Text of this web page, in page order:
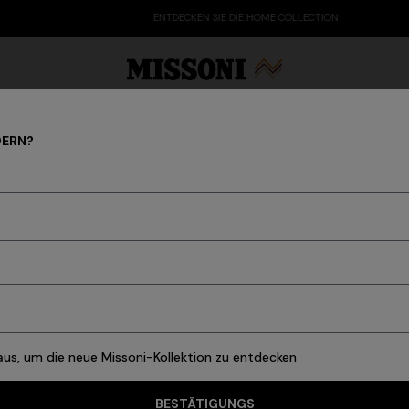
ENTDECKEN SIE DIE HOME COLLECTION
DAMEN
shirts und TopsHemden und BlusenJackenBadeanzüge &
um die neue Missoni-Kollektion zu entdecken
BESTÄTIGUNGS